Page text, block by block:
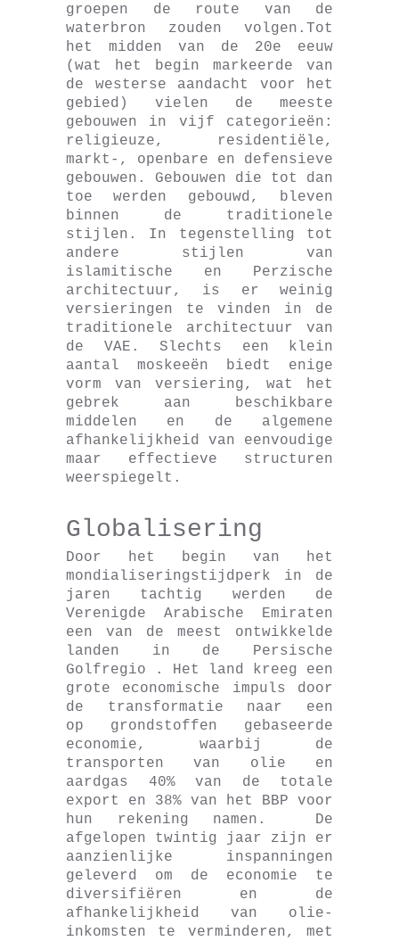
groepen de route van de
waterbron zouden volgen.Tot
het midden van de 20e eeuw
(wat het begin markeerde van
de westerse aandacht voor het
gebied) vielen de meeste
gebouwen in vijf categorieën:
religieuze, residentiële,
markt-, openbare en defensieve
gebouwen. Gebouwen die tot dan
toe werden gebouwd, bleven
binnen de traditionele
stijlen. In tegenstelling tot
andere stijlen van
islamitische en Perzische
architectuur, is er weinig
versieringen te vinden in de
traditionele architectuur van
de VAE. Slechts een klein
aantal moskeeën biedt enige
vorm van versiering, wat het
gebrek aan beschikbare
middelen en de algemene
afhankelijkheid van eenvoudige
maar effectieve structuren
weerspiegelt.
Globalisering
Door het begin van het
mondialiseringstijdperk in de
jaren tachtig werden de
Verenigde Arabische Emiraten
een van de meest ontwikkelde
landen in de Persische
Golfregio . Het land kreeg een
grote economische impuls door
de transformatie naar een
op grondstoffen gebaseerde
economie, waarbij de
transporten van olie en
aardgas 40% van de totale
export en 38% van het BBP voor
hun rekening namen. De
afgelopen twintig jaar zijn er
aanzienlijke inspanningen
geleverd om de economie te
diversifiëren en de
afhankelijkheid van olie-
inkomsten te verminderen, met